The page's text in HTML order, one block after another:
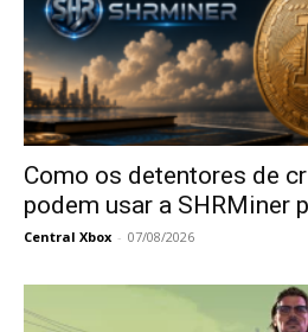
Como os detentores de
podem usar a SHRMiner
Central Xbox - 07/08/2026